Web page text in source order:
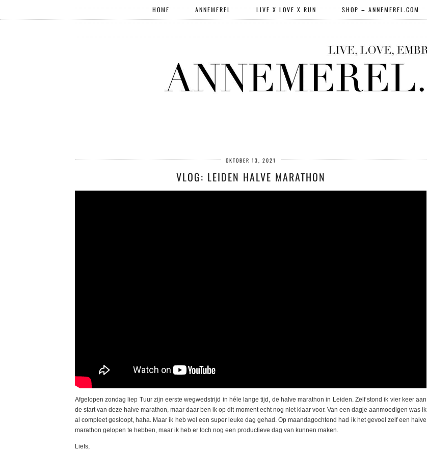
HOME ANNEMEREL LIVE X LOVE X RUN SHOP – ANNEMEREL.COM
OKTOBER 13, 2021
VLOG: LEIDEN HALVE MARATHON
Afgelopen zondag liep Tuur zijn eerste wegwedstrijd in héle lange tijd, de halve marathon in Leiden. Zelf stond ik vier keer aan
de start van deze halve marathon, maar daar ben ik op dit moment echt nog niet klaar voor. Van een dagje aanmoedigen was ik
al compleet gesloopt, haha. Maar ik heb wel een super leuke dag gehad. Op maandagochtend had ik het gevoel zelf een halve
marathon gelopen te hebben, maar ik heb er toch nog een productieve dag van kunnen maken.
Liefs,